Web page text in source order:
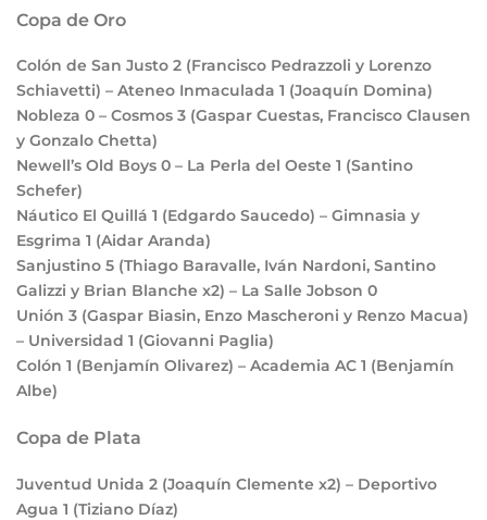
Copa de Oro
Colón de San Justo 2 (Francisco Pedrazzoli y Lorenzo
Schiavetti) – Ateneo Inmaculada 1 (Joaquín Domina)
Nobleza 0 – Cosmos 3 (Gaspar Cuestas, Francisco Clausen
y Gonzalo Chetta)
Newell’s Old Boys 0 – La Perla del Oeste 1 (Santino
Schefer)
Náutico El Quillá 1 (Edgardo Saucedo) – Gimnasia y
Esgrima 1 (Aidar Aranda)
Sanjustino 5 (Thiago Baravalle, Iván Nardoni, Santino
Galizzi y Brian Blanche x2) – La Salle Jobson 0
Unión 3 (Gaspar Biasin, Enzo Mascheroni y Renzo Macua)
– Universidad 1 (Giovanni Paglia)
Colón 1 (Benjamín Olivarez) – Academia AC 1 (Benjamín
Albe)
Copa de Plata
Juventud Unida 2 (Joaquín Clemente x2) – Deportivo
Agua 1 (Tiziano Díaz)